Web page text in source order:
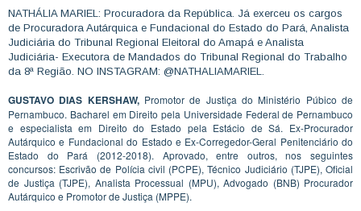
NATHÁLIA MARIEL: Procuradora da República. Já exerceu os cargos
de Procuradora Autárquica e Fundacional do Estado do Pará, Analista
Judiciária do Tribunal Regional Eleitoral do Amapá e Analista
Judiciária- Executora de Mandados do Tribunal Regional do Trabalho
da 8ª Região. NO INSTAGRAM: @NATHALIAMARIEL.
GUSTAVO DIAS KERSHAW, Promotor de Justiça do Ministério Púbico de
Pernambuco. Bacharel em Direito pela Universidade Federal de Pernambuco
e especialista em Direito do Estado pela Estácio de Sá. Ex-Procurador
Autárquico e Fundacional do Estado e Ex-Corregedor-Geral Penitenciário do
Estado do Pará (2012-2018). Aprovado, entre outros, nos seguintes
concursos: Escrivão de Polícia civil (PCPE), Técnico Judiciário (TJPE), Oficial
de Justiça (TJPE), Analista Processual (MPU), Advogado (BNB) Procurador
Autárquico e Promotor de Justiça (MPPE).